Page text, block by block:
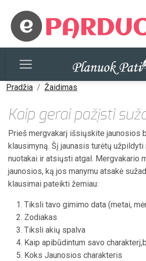
Pradžia Žaidimas
Kaip gerai pažįsti
Prieš mergvakarį išsiųskite jaunosios
klausimyną. Šį jaunasis turėtų
nuotakai ir atsiųsti atgal. Mergvakario
jaunosios, ką jos manymu atsakė
klausimai pateikti žemiau:
Tiksli tavo gimimo data (metai,
Zodiakas
Tiksli akių spalva
Kaip apibūdintum savo
Koks Jaunosios charakteris